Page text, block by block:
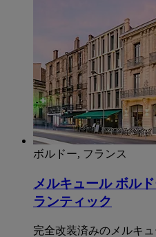
ボルドー, フランス
メルキュール ボル
ランティック
完全改装済みのメルキ